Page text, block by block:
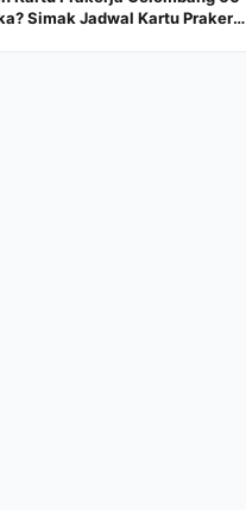
Dana Rp600 Ribu Rupiah
Simak Jadwal Kartu Prakerja